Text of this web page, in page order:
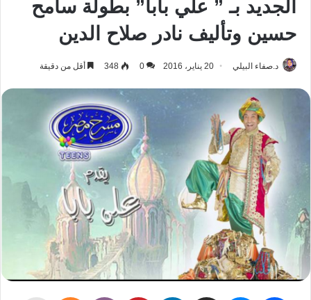
الجديد بـ ” علي بابا” بطولة سامح
حسين وتأليف نادر صلاح الدين
د.صفاء البيلي 20 يناير، 2016 0
348 أقل من دقيقة